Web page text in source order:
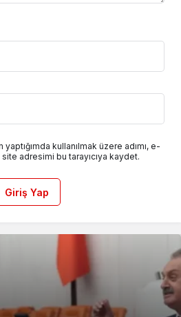
kullanılmak üzere adımı, e-
adresimi bu tarayıcıya kaydet.
Giriş Yap